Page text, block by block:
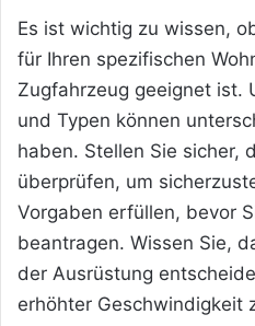
Es ist wichtig zu wissen,
für Ihren spezifischen
Zugfahrzeug geeignet ist.
und Typen können
haben. Stellen Sie sicher,
überprüfen, um
Vorgaben erfüllen, bevor
beantragen. Wissen Sie,
der Ausrüstung
erhöhter Geschwindigkeit